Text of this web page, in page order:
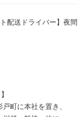
ト配送ドライバー】夜